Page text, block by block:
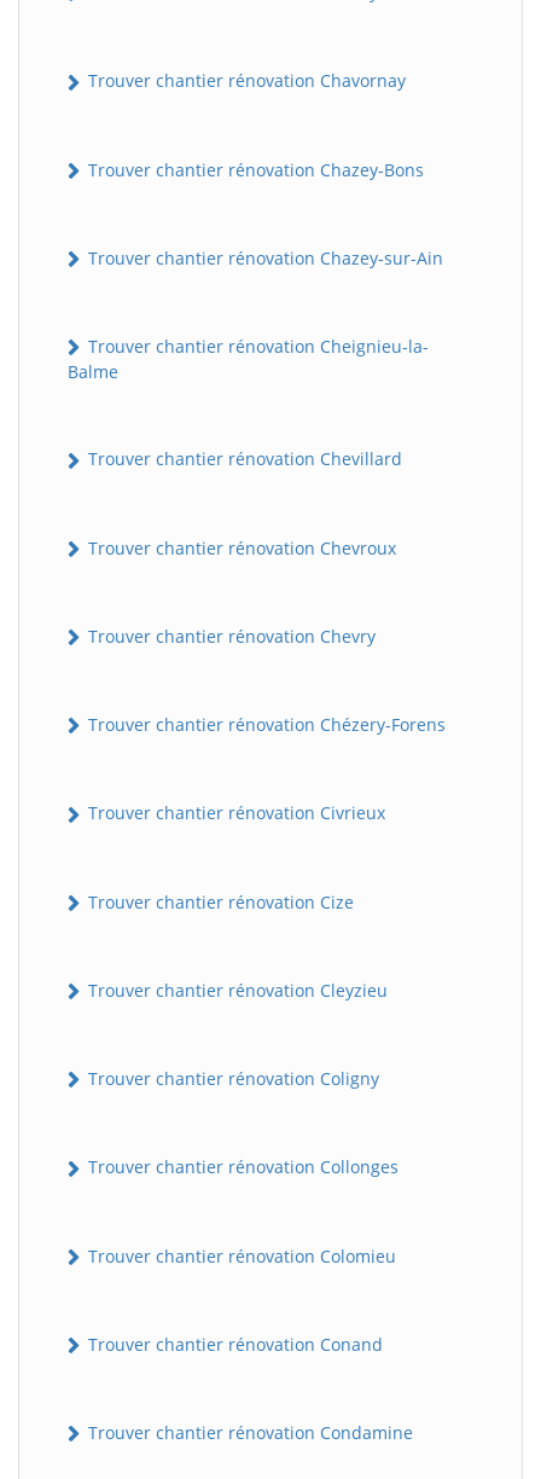
Trouver chantier rénovation Chavornay
Trouver chantier rénovation Chazey-Bons
Trouver chantier rénovation Chazey-sur-Ain
Trouver chantier rénovation Cheignieu-la-
Balme
Trouver chantier rénovation Chevillard
Trouver chantier rénovation Chevroux
Trouver chantier rénovation Chevry
Trouver chantier rénovation Chézery-Forens
Trouver chantier rénovation Civrieux
Trouver chantier rénovation Cize
Trouver chantier rénovation Cleyzieu
Trouver chantier rénovation Coligny
Trouver chantier rénovation Collonges
Trouver chantier rénovation Colomieu
Trouver chantier rénovation Conand
Trouver chantier rénovation Condamine
Assistant en ligne